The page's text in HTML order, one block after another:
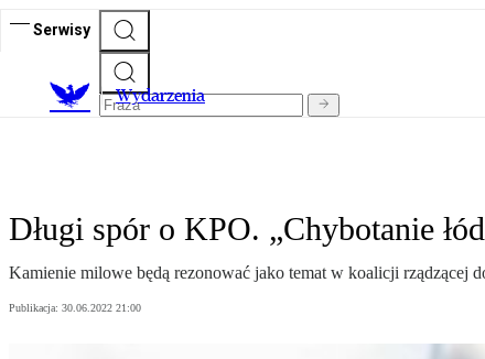
Serwisy
Wydarzenia
Długi spór o KPO. „Chybotanie
Kamienie milowe będą rezonować jako temat w koalicji rządzącej
Publikacja: 30.06.2022 21:00